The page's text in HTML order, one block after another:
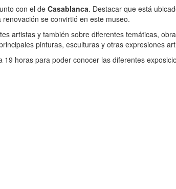
con el de Casablanca. Destacar que está
se convirtió en este museo.
artistas y también sobre diferentes temáticas,
pinturas, esculturas y otras expresiones
horas para poder conocer las diferentes